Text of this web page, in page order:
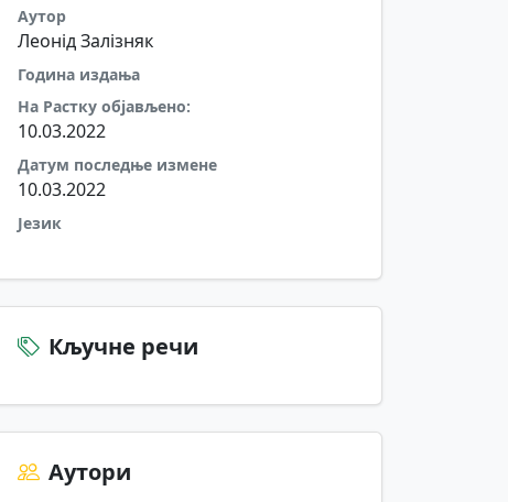
Аутор
Леонід Залізняк
Година издања
На Растку објављено:
10.03.2022
Датум последње измене
10.03.2022
Језик
Кључне речи
Аутори